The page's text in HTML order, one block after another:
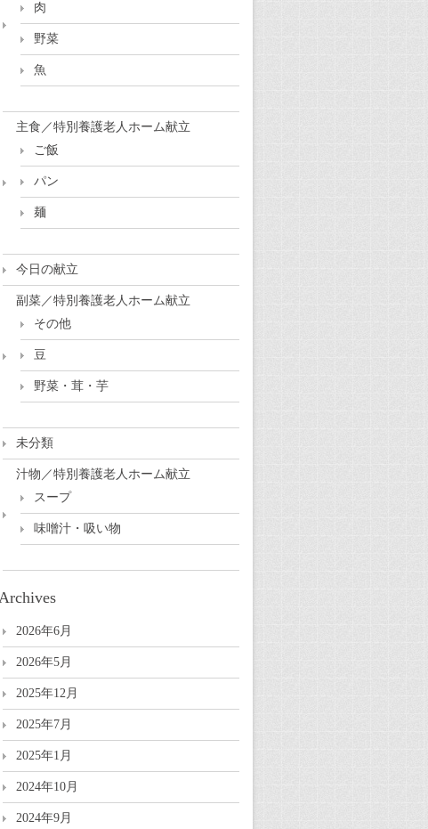
肉
野菜
魚
主食／特別養護老人ホーム献立
ご飯
パン
麺
今日の献立
副菜／特別養護老人ホーム献立
その他
豆
野菜・茸・芋
未分類
汁物／特別養護老人ホーム献立
スープ
味噌汁・吸い物
2026年6月
2026年5月
2025年12月
2025年7月
2025年1月
2024年10月
2024年9月